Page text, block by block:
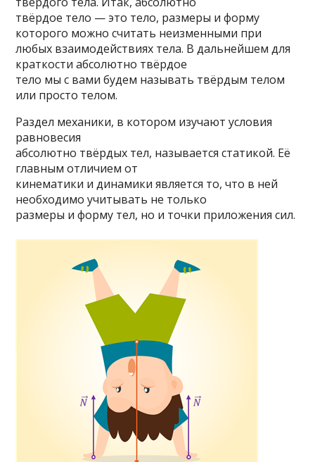
твёрдое тело — это тело, размеры и форму
которого можно считать неизменными при
любых взаимодействиях тела. В дальнейшем для
краткости абсолютно твёрдое
тело мы с вами будем называть твёрдым телом
или просто телом.
Раздел механики, в котором изучают условия
равновесия
абсолютно твёрдых тел, называется статикой. Её
главным отличием от
кинематики и динамики является то, что в ней
необходимо учитывать не только
размеры и форму тел, но и точки приложения сил.